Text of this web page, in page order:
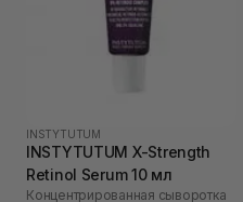
INSTYTUTUM
INSTYTUTUM X-Strength
Retinol Serum 10 мл
Концентрированная сыворотка